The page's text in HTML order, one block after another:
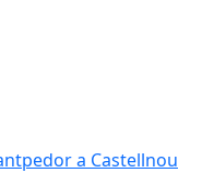
a Castellnou